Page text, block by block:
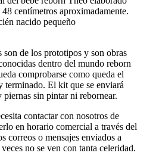
centímetros aproximadamente.
nacido pequeño
son de los prototipos y son obras
dentro del mundo reborn
comprobarse como queda el
terminado. El kit que se enviará
piernas sin pintar ni rebornear.
contactar con nosotros de
en horario comercial a través del
correos o mensajes enviados a
no se ven con tanta celeridad.